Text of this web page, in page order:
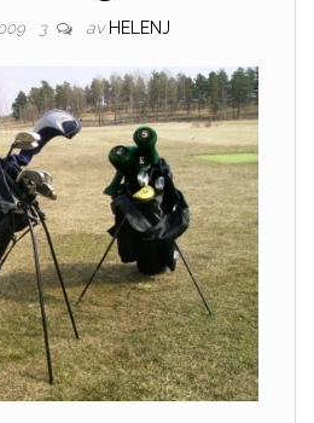
3 av HELENJ